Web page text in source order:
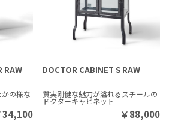
RAW
の様な
34,100
DOCTOR CABINET S RAW
質実剛健な魅力が溢れるスチールの
ドクターキャビネット
￥88,000